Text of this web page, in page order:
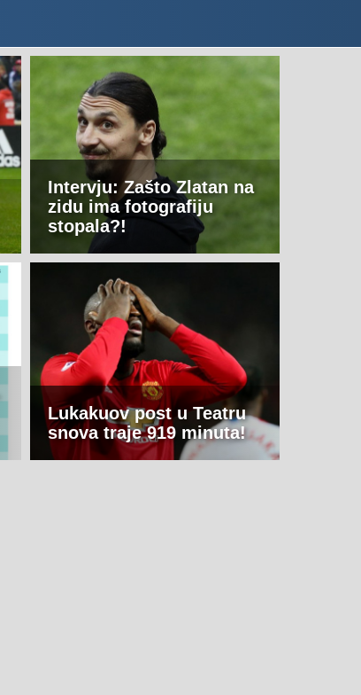
Intervju: Zašto Zlatan na
zidu ima fotografiju
stopala?!
Lukakuov post u Teatru
snova traje 919 minuta!